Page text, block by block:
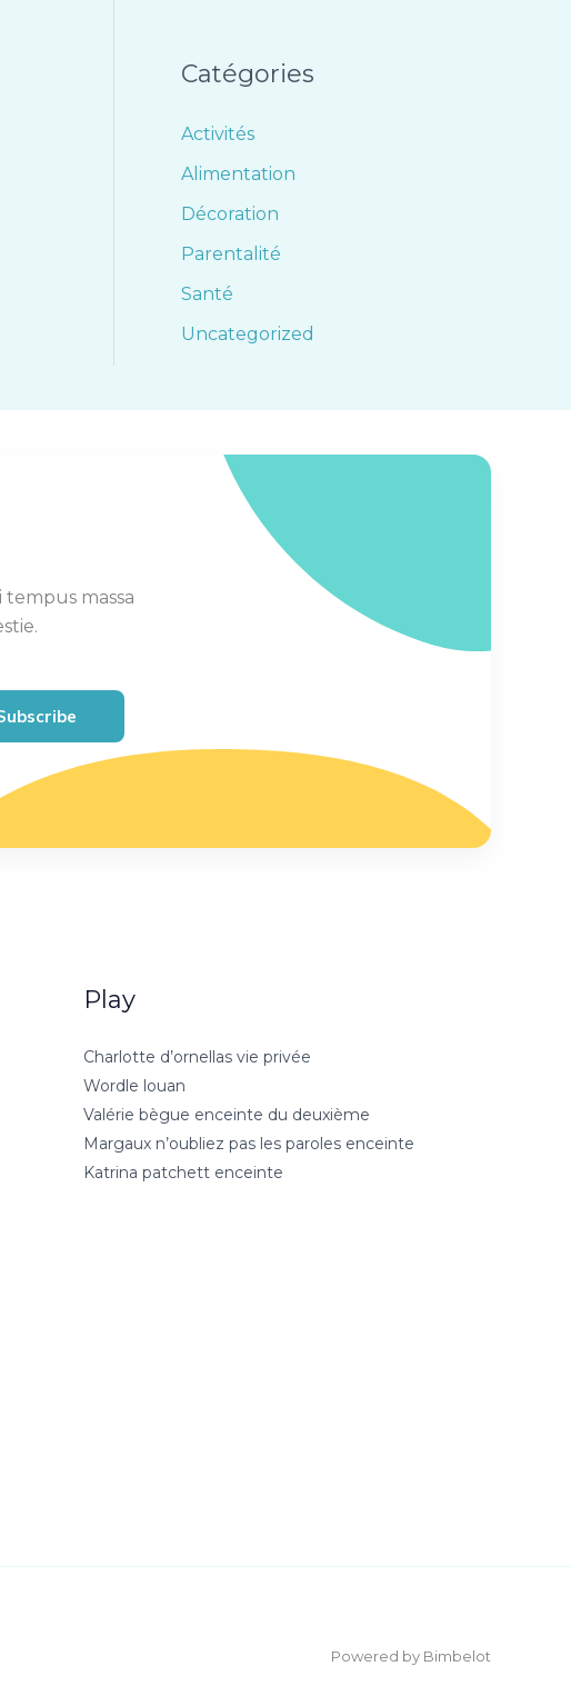
Catégories
Activités
Alimentation
Décoration
Parentalité
Santé
Uncategorized
massa
Play
Charlotte d’ornellas vie privée
Wordle louan
Valérie bègue enceinte du deuxième
Margaux n’oubliez pas les paroles enceinte
Katrina patchett enceinte
Powered by Bimbelot